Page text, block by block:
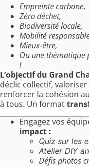
Empreinte carbone,
Zéro déchet,
Biodiversité locale,
Mobilité
Mieux-être,
Ou une thématique
!
L’objectif du Grand
déclic collectif,
renforcer la cohésion
à tous. Un format
Engagez vos
impact :
Quiz sur les
Atelier DIY
Défis photos